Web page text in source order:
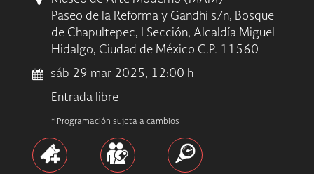
Paseo de la Reforma y Gandhi s/n, Bosque
de Chapultepec, I Sección, Alcaldía Miguel
Hidalgo, Ciudad de México C.P. 11560
sáb 29 mar 2025, 12:00 h
Entrada libre
* Programación sujeta a cambios